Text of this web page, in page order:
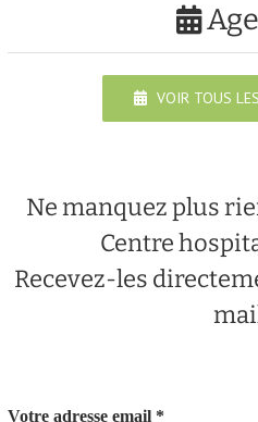
VOIR TOUS
Ne manquez plus
Centre
Recevez-les
Votre adresse email *